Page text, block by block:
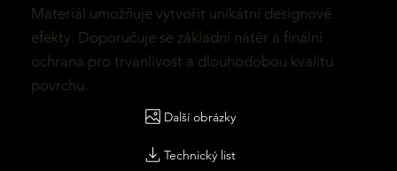
Materiál umožňuje vytvořit unikátní designové
efekty. Doporučuje se základní nátěr a finální
ochrana pro trvanlivost a dlouhodobou kvalitu
povrchu.
Další obrázky
Technický list